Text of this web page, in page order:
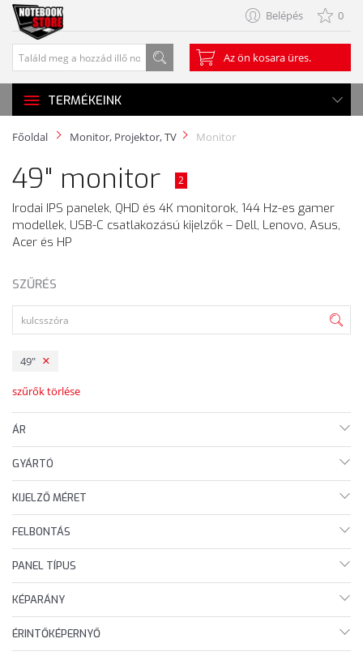
Belépés 0
Az ön kosara üres.
TERMÉKEINK
Főoldal Monitor, Projektor, TV Monitor
49" monitor 2
Irodai IPS panelek, QHD és 4K monitorok, 144 Hz-es gamer
modellek, USB-C csatlakozású kijelzők – Dell, Lenovo, Asus,
Acer és HP
SZŰRÉS
49"
szűrők törlése
ÁR
GYÁRTÓ
KIJELZŐ MÉRET
FELBONTÁS
PANEL TÍPUS
KÉPARÁNY
ÉRINTŐKÉPERNYŐ